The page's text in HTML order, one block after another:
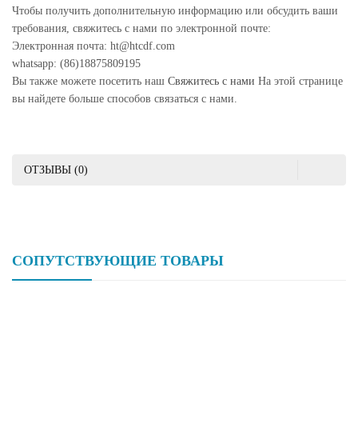
Чтобы получить дополнительную информацию или обсудить ваши
требования, свяжитесь с нами по электронной почте:
Электронная почта: ht@htcdf.com
whatsapp: (86)18875809195
Вы также можете посетить наш Свяжитесь с нами На этой странице
вы найдете больше способов связаться с нами.
ОТЗЫВЫ (0)
СОПУТСТВУЮЩИЕ ТОВАРЫ